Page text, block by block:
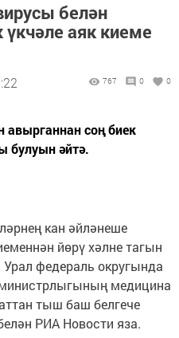
белән
үкчәле аяк киеме
767 0 0
авырганнан соң биек
булуын әйтә.
кан әйләнеше
йөрү хәлне тагын
федераль округында
медицина
тыш баш белгече
РИА Новости яза.